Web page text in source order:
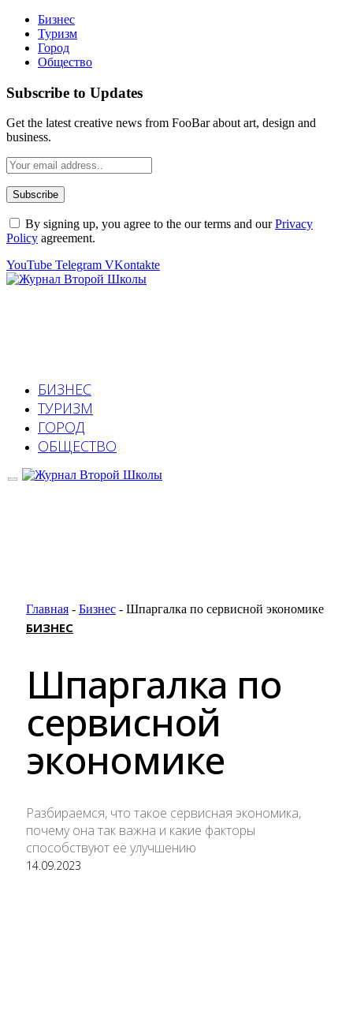
Бизнес
Туризм
Город
Общество
Subscribe to Updates
Get the latest creative news from FooBar about art, design and
business.
By signing up, you agree to the our terms and ourPrivacy
Policy agreement.
YouTube Telegram VKontakte
БИЗНЕС
ТУРИЗМ
ГОРОД
ОБЩЕСТВО
Главная - Бизнес - Шпаргалка по сервисной экономике
БИЗНЕС
Шпаргалка по
сервисной
экономике
Разбираемся, что такое сервисная экономика,
почему она так важна и какие факторы
способствуют её улучшению
14.09.2023